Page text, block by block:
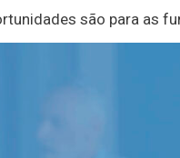
são para as